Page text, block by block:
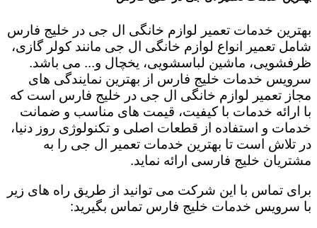
بهترین خدمات تعمیر لوازم خانگی ال جی در خلیج فارس
شامل تعمیر انواع لوازم خانگی ال جی مانند کولر گازی،
ظرفشویی، ماشین لباسشویی، یخچال و... می باشد.
سرویس خدمات خلیج فارس از بهترین نمایندگی های
مجاز تعمیر لوازم خانگی ال جی در خلیج فارس است که
با ارائه خدمات با کیفیت، قیمت های مناسب و ضمانت
خدمات و استفاده از قطعات اصلی و تکنولوژی روز دنیا،
در تلاش است تا بهترین خدمات تعمیر ال جی را به
مشتریان خلیج فارسی ارائه نماید.
برای تماس با این شرکت می توانید از طریق راه های زیر
با سرویس خدمات خلیج فارس تماس بگیرید: